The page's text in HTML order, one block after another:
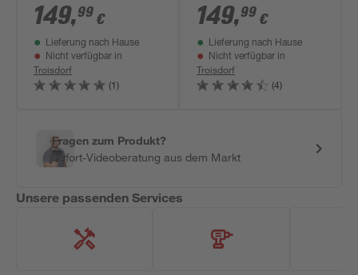
'ONE+ R18TPS-0 '
18V ohne Akku und
Ladegerät
149,99 €
Lieferung nach Hause
Nicht verfügbar in
Troisdorf
(1)
'ONE+ RY18PCB-0'
18 V ohne Akku und
Ladegerät
149,99 €
Lieferung nach Hause
Nicht verfügbar in
Troisdorf
(4)
Fragen zum Produkt?
Sofort-Videoberatung aus dem Markt
Unsere passenden Services